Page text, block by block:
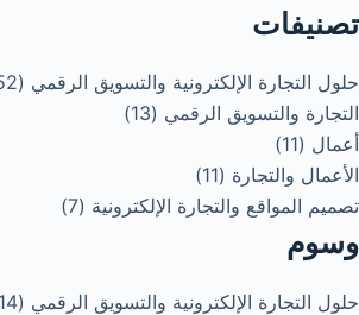
تصنيفات
حلول التجارة الإلكترونية والتسويق الرقمي (52)
التجارة والتسويق الرقمي (13)
أعمال (11)
الأعمال والتجارة (11)
تصميم المواقع والتجارة الإلكترونية (7)
وسوم
حلول التجارة الإلكترونية والتسويق الرقمي (14)